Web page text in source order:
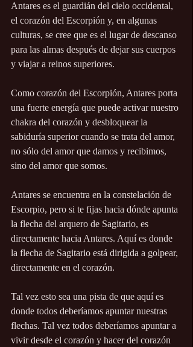
Antares es el guardián del cielo occidental,
el corazón del Escorpión y, en algunas
culturas, se cree que es el lugar de descanso
para las almas después de dejar sus cuerpos
y viajar a reinos superiores.
Como corazón del Escorpión, Antares porta
una fuerte energía que puede activar nuestro
chakra del corazón y desbloquear la
sabiduría superior cuando se trata del amor,
no sólo del amor que damos y recibimos,
sino del amor que somos.
Antares se encuentra en la constelación de
Escorpio, pero si te fijas hacia dónde apunta
la flecha del arquero de Sagitario, es
directamente hacia Antares. Aquí es donde
la flecha de Sagitario está dirigida a golpear,
directamente en el corazón.
Tal vez esto sea una pista de que aquí es
donde todos deberíamos apuntar nuestras
flechas. Tal vez todos deberíamos apuntar a
vivir desde el corazón y hacer del corazón